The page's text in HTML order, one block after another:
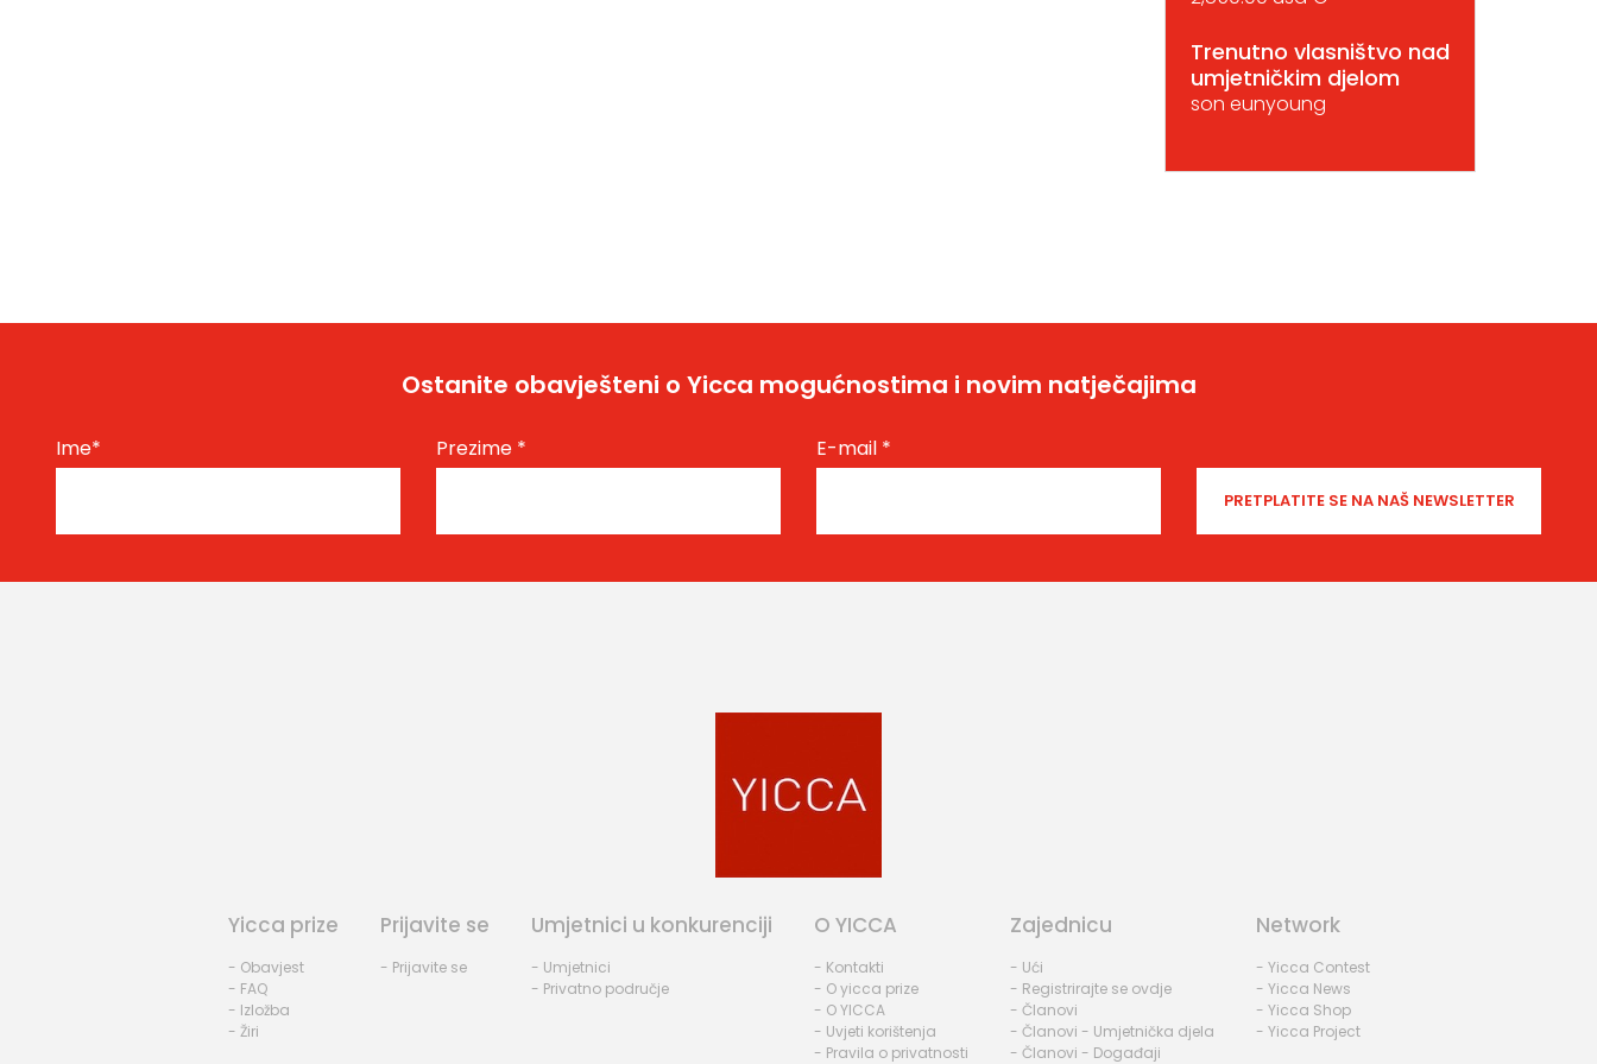
Trenutno vlasništvo nad
umjetničkim djelom
son eunyoung
Ostanite obavješteni o Yicca mogućnostima i novim natječajima
Ime* Prezime * E-mail *
Yicca prize
- Obavjest
- FAQ
- Izložba
- Žiri
Prijavite se
- Prijavite se
Umjetnici u konkurenciji
- Umjetnici
- Privatno područje
O YICCA
- Kontakti
- O yicca prize
- O YICCA
- Uvjeti korištenja
- Pravila o privatnosti
Zajednicu
- Ući
- Registrirajte se ovdje
- Članovi
- Članovi - Umjetnička djela
- Članovi - Događaji
Network
- Yicca Contest
- Yicca News
- Yicca Shop
- Yicca Project